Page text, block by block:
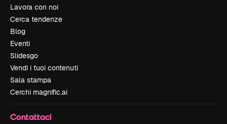
Lavora con noi
Cerca tendenze
Blog
Eventi
Slidesgo
Vendi i tuoi contenuti
Sala stampa
Cerchi magnific.ai
Contattaci